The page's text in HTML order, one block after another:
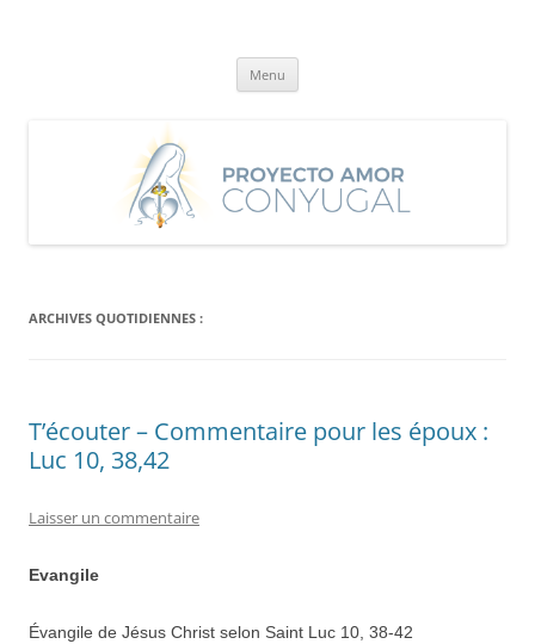
Menu
ARCHIVES QUOTIDIENNES :
T’écouter – Commentaire pour les époux :
Luc 10, 38,42
Laisser un commentaire
Evangile
Évangile de Jésus Christ selon Saint Luc 10, 38-42